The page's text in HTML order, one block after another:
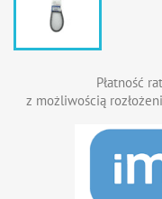
Płatność
z możliwością